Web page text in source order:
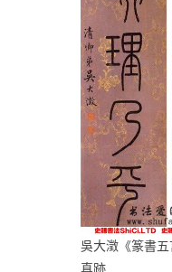
吳大澂《篆書
真跡